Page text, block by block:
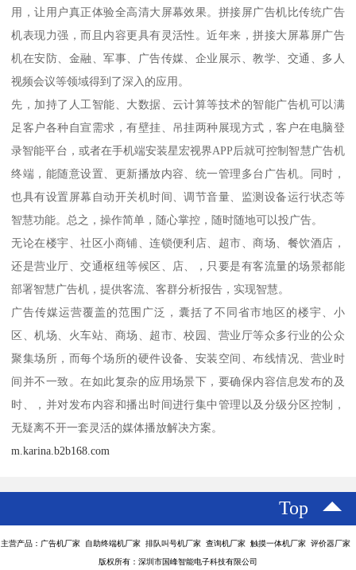
用，让用户真正体验全高清大屏幕效果。拼接屏广告机比传统广告
机表现力强，而且内容更具有灵活性。近年来，拼接大屏幕屏广告
机在安防、金融、军事、广告传媒、企业展示、教学、交通、多人
视频会议等领域得到了深入的应用。
先，加持了人工智能、大数据、云计算等技术的智能广告机可以满
足客户各种自宣需求，有壁挂、吊挂两种展现方式，客户在电脑登
录智能平台，或者在手机端安装星宏视界APP后就可控制智慧广告机
终端，能随意设置、更新播放内容、统一管理多台广告机。同时，
也具有设置屏幕自动开关机时间、调节音量、监测设备运行状态等
智慧功能。总之，操作简单，随心掌控，随时随地可以投广告。
无论在楼宇、社区小商铺、连锁便利店、超市、商场、餐饮酒店，
还是营业厅、交通枢纽等候区、店、，只要是有客流量的场景都能
部署智慧广告机，提供客流、客群分析报告，实现智慧。
广告传媒运营覆盖的范围广泛，囊括了不同省市地区的楼宇、小
区、机场、火车站、商场、超市、校园、营业厅等众多行业的公众
聚集场所，而每个场所的硬件设备、安装空间、布线情况、营业时
间并不一致。在如此复杂的应用场景下，要确保内容信息发布的及
时、，并对发布内容和播出时间进行集中管理以及分级分区控制，
无疑离不开一套灵活的媒体播放解决方案。
m.karina.b2b168.com
Top
主营产品：广告机厂家 自助终端机厂家 排队叫号机厂家 查询机厂家 触摸一体机厂家 评价器厂家
版权所有：深圳市国峰智能电子科技有限公司